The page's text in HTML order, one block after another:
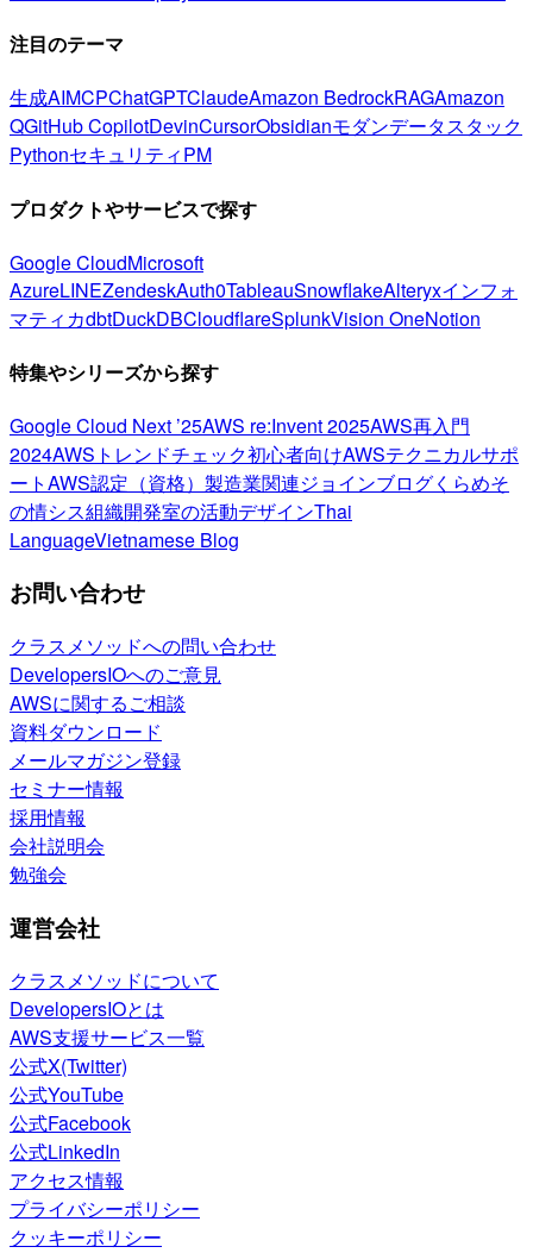
注目のテーマ
生成AIMCPChatGPTClaudeAmazon BedrockRAGAmazon
QGitHub CopilotDevinCursorObsidianモダンデータスタック
PythonセキュリティPM
プロダクトやサービスで探す
Google CloudMicrosoft
AzureLINEZendeskAuth0TableauSnowflakeAlteryxインフォ
マティカdbtDuckDBCloudflareSplunkVision OneNotion
特集やシリーズから探す
Google Cloud Next ’25AWS re:Invent 2025AWS再入門
2024AWSトレンドチェック初心者向けAWSテクニカルサポ
ートAWS認定（資格） 製造業関連ジョインブログくらめそ
の情シス組織開発室の活動デザインThai
LanguageVietnamese Blog
お問い合わせ
クラスメソッドへの問い合わせ
DevelopersIOへのご意見
AWSに関するご相談
資料ダウンロード
メールマガジン登録
セミナー情報
採用情報
会社説明会
勉強会
運営会社
クラスメソッドについて
DevelopersIOとは
AWS支援サービス一覧
公式X(Twitter)
公式YouTube
公式Facebook
公式LinkedIn
アクセス情報
プライバシーポリシー
クッキーポリシー